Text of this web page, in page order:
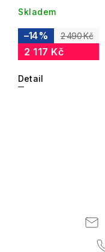
Skladem
2 490 Kč
–14 %
2 117 Kč
Detail